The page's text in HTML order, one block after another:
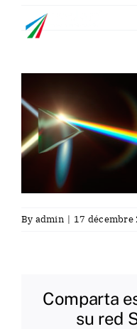
By admin | 17 décembre
Comparta
su red